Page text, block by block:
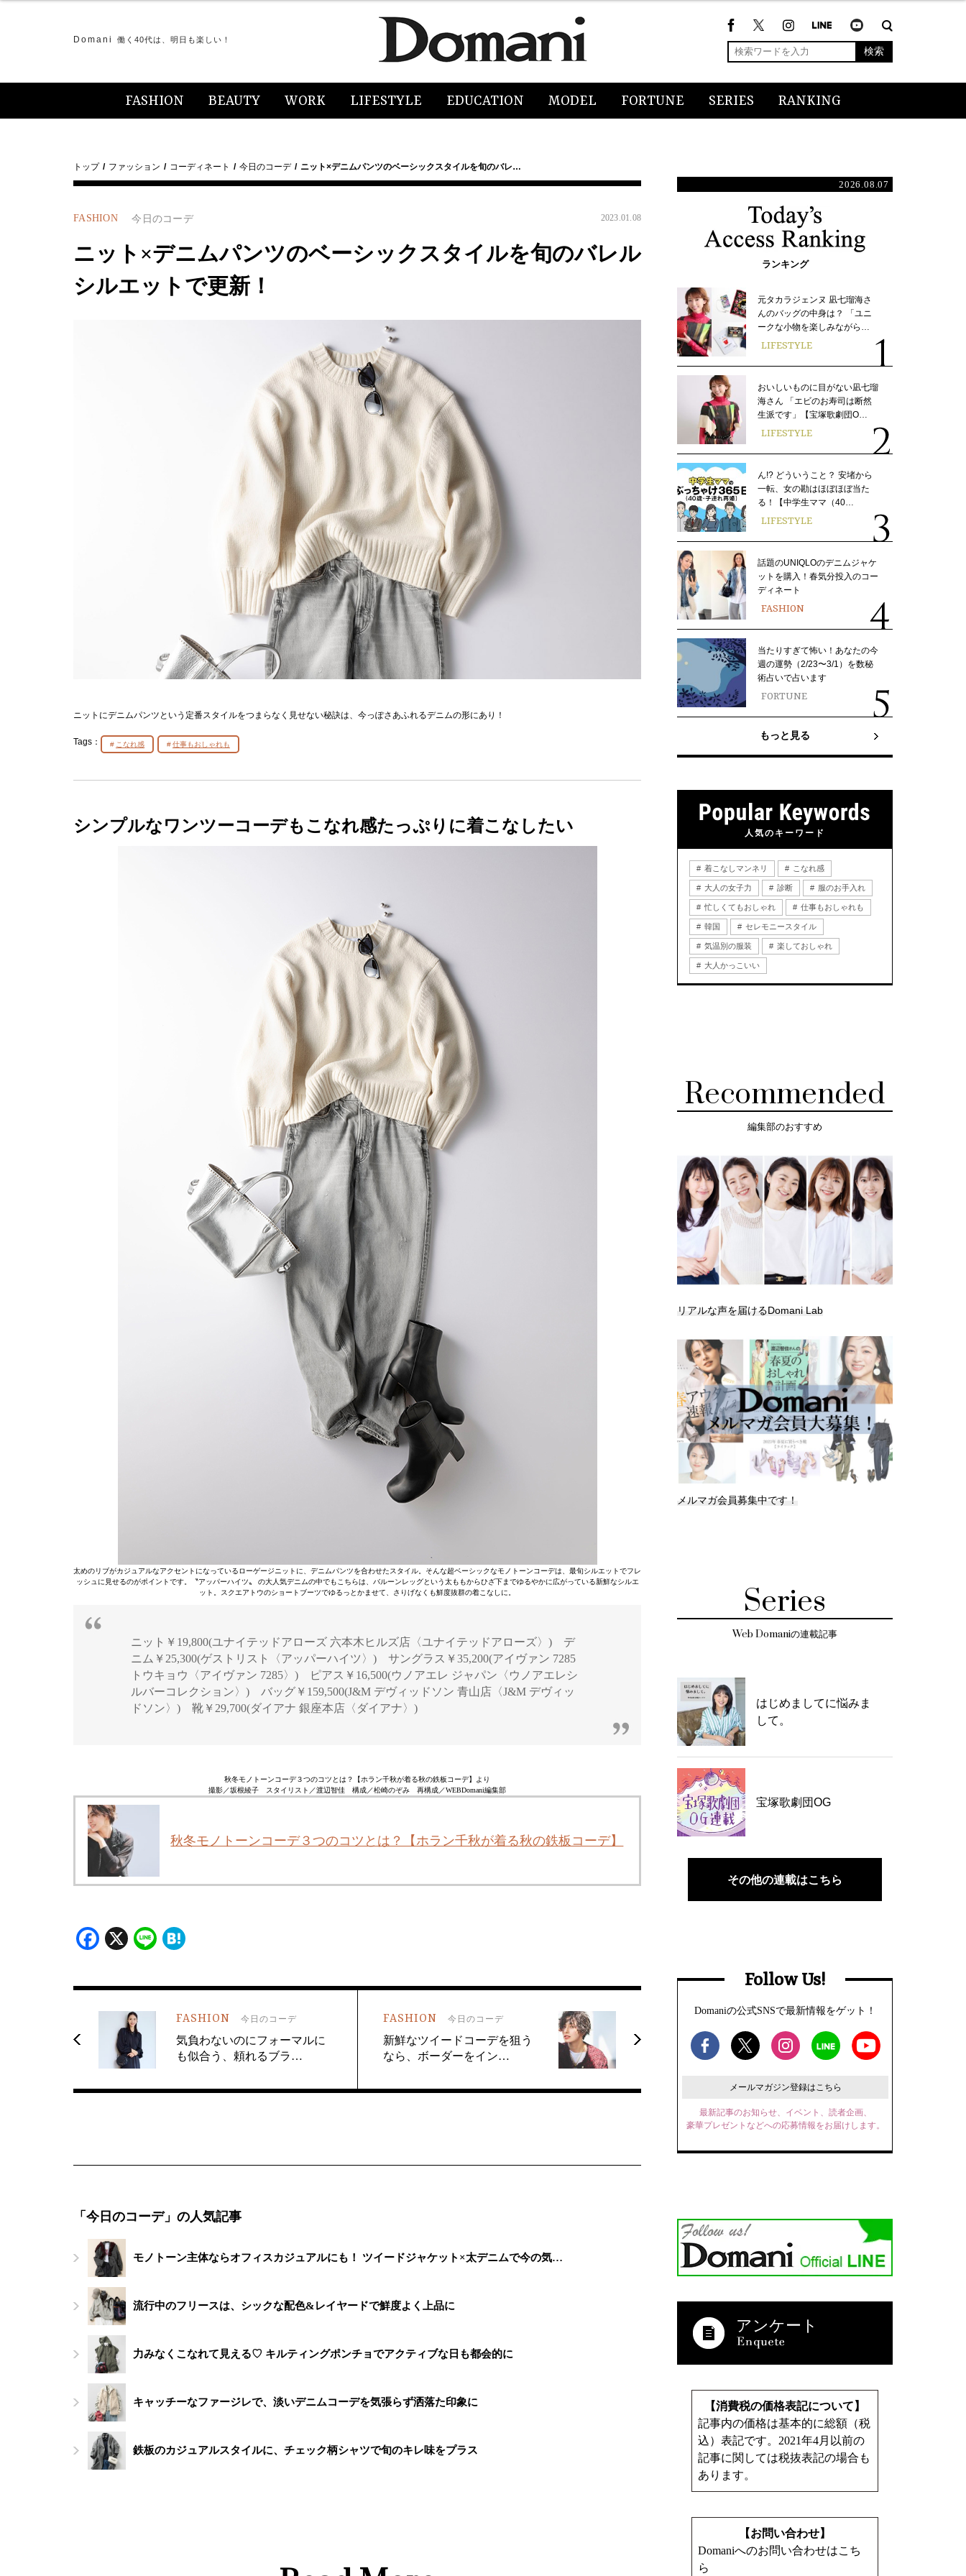
Domani 働く40代は、明日も楽しい！
検索
FASHION BEAUTY WORK LIFESTYLE EDUCATION MODEL FORTUNE SERIES RANKING
トップ ファッション コーディネート 今日のコーデ ニット×デニムパンツのベーシックスタイルを旬のバレ…
FASHION 今日のコーデ 2023.01.08
ニット×デニムパンツのベーシックスタイルを旬のバレル
シルエットで更新！
ニットにデニムパンツという定番スタイルをつまらなく見せない秘訣は、今っぽさあふれるデニムの形にあり！
Tags： こなれ感 仕事もおしゃれも
シンプルなワンツーコーデもこなれ感たっぷりに着こなしたい
太めのリブがカジュアルなアクセントになっているローゲージニットに、デニムパンツを合わせたスタイル。そんな超ベーシックなモノトーンコーデは、最旬シルエットでフレ
ッシュに見せるのがポイントです。〝アッパーハイツ〟 の大人気デニムの中でもこちらは、バルーンレッグという太ももからひざ下までゆるやかに広がっている新鮮なシルエ
ット。スクエアトウのショートブーツでゆるっとかませて、さりげなくも鮮度抜群の着こなしに。
ニット￥19,800(ユナイテッドアローズ 六本木ヒルズ店〈ユナイテッドアローズ〉) デ
ニム￥25,300(ゲストリスト〈アッパーハイツ〉) サングラス￥35,200(アイヴァン 7285
トウキョウ〈アイヴァン 7285〉) ピアス￥16,500(ウノアエレ ジャパン〈ウノアエレシ
ルバーコレクション〉) バッグ￥159,500(J&M デヴィッドソン 青山店〈J&M デヴィッ
ドソン〉) 靴￥29,700(ダイアナ 銀座本店〈ダイアナ〉)
秋冬モノトーンコーデ３つのコツとは？【ホラン千秋が着る秋の鉄板コーデ】より
撮影／坂根綾子 スタイリスト／渡辺智佳 構成／松崎のぞみ 再構成／WEBDomani編集部
秋冬モノトーンコーデ３つのコツとは？【ホラン千秋が着る秋の鉄板コーデ】
Facebook
X Line
FASHION 今日のコーデ
気負わないのにフォーマルに
も似合う、頼れるブラ…
FASHION 今日のコーデ
新鮮なツイードコーデを狙う
なら、ボーダーをイン…
「今日のコーデ」の人気記事
モノトーン主体ならオフィスカジュアルにも！ ツイードジャケット×太デニムで今の気…
流行中のフリースは、シックな配色&レイヤードで鮮度よく上品に
力みなくこなれて見える♡ キルティングポンチョでアクティブな日も都会的に
キャッチーなファージレで、淡いデニムコーデを気張らず洒落た印象に
鉄板のカジュアルスタイルに、チェック柄シャツで旬のキレ味をプラス
2026.08.07
ランキング
元タカラジェンヌ 凪七瑠海さ
んのバッグの中身は？ 「ユニ
ークな小物を楽しみながら…
LIFESTYLE
おいしいものに目がない凪七瑠
海さん 「エビのお寿司は断然
生派です」【宝塚歌劇団O…
LIFESTYLE
ん!? どういうこと？ 安堵から
一転、女の勘はほぼほぼ当た
る！【中学生ママ（40…
LIFESTYLE
話題のUNIQLOのデニムジャケ
ットを購入！春気分投入のコー
ディネート
FASHION
当たりすぎて怖い！あなたの今
週の運勢（2/23〜3/1）を数秘
術占いで占います
FORTUNE
もっと見る
人気のキーワード
着こなしマンネリ こなれ感
大人の女子力 診断 服のお手入れ
忙しくてもおしゃれ 仕事もおしゃれも
韓国 セレモニースタイル
気温別の服装 楽しておしゃれ
大人かっこいい
Recommended
編集部のおすすめ
リアルな声を届けるDomani Lab
メルマガ会員募集中です！
Series
Web Domaniの連載記事
はじめましてに悩みま
して。
宝塚歌劇団OG
その他の連載はこちら
Follow Us!
Domaniの公式SNSで最新情報をゲット！
メールマガジン登録はこちら
最新記事のお知らせ、イベント、読者企画、
豪華プレゼントなどへの応募情報をお届けします。
アンケート
【消費税の価格表記について】
記事内の価格は基本的に総額（税
込）表記です。2021年4月以前の
記事に関しては税抜表記の場合も
あります。
【お問い合わせ】
Domaniへのお問い合わせはこち
ら